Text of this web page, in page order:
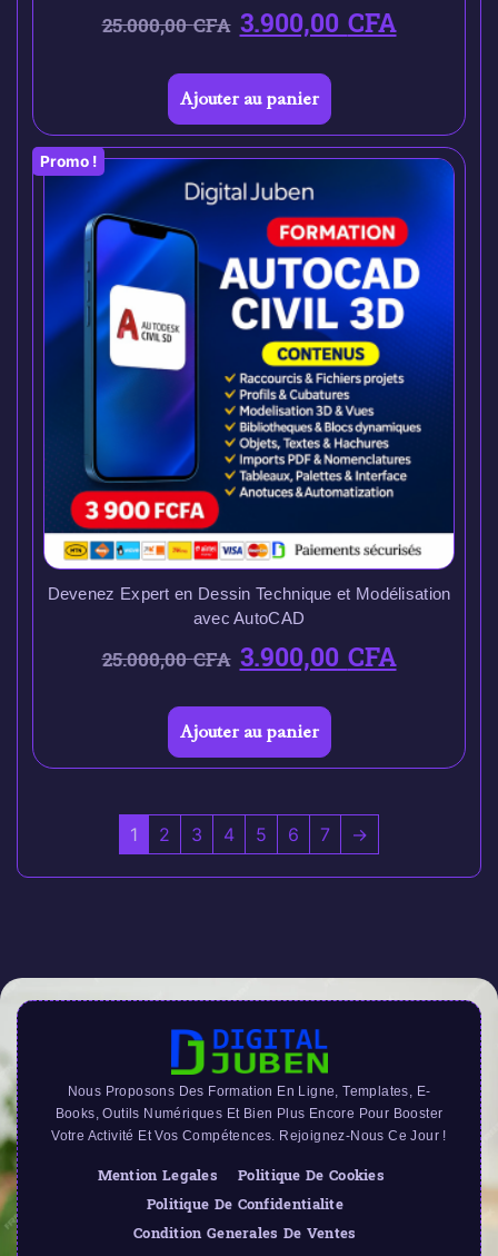
25.000,00CFA 3.900,00CFA
Ajouter au panier
Promo !
Devenez Expert en Dessin Technique et Modélisation
avec AutoCAD
25.000,00CFA 3.900,00CFA
Ajouter au panier
1 2 3 4 5 6 7 →
Nous Proposons Des Formation En Ligne, Templates, E-
Books, Outils Numériques Et Bien Plus Encore Pour Booster
Votre Activité Et Vos Compétences. Rejoignez-Nous Ce Jour !
Mention Legales
Politique De Cookies
Politique De Confidentialite
Condition Generales De Ventes